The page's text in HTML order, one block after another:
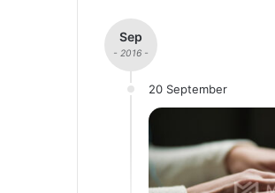
Sep
- 2016 -
20 September